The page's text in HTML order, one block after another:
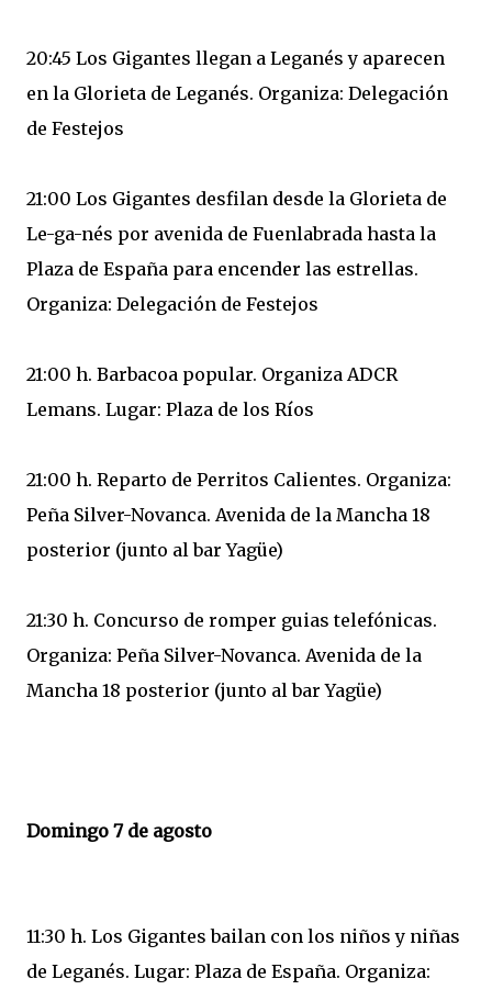
20:45 Los Gigantes llegan a Leganés y aparecen
en la Glorieta de Leganés. Organiza: Delegación
de Festejos
21:00 Los Gigantes desfilan desde la Glorieta de
Le-ga-nés por avenida de Fuenlabrada hasta la
Plaza de España para encender las estrellas.
Organiza: Delegación de Festejos
21:00 h. Barbacoa popular. Organiza ADCR
Lemans. Lugar: Plaza de los Ríos
21:00 h. Reparto de Perritos Calientes. Organiza:
Peña Silver-Novanca. Avenida de la Mancha 18
posterior (junto al bar Yagüe)
21:30 h. Concurso de romper guias telefónicas.
Organiza: Peña Silver-Novanca. Avenida de la
Mancha 18 posterior (junto al bar Yagüe)
Domingo 7 de agosto
11:30 h. Los Gigantes bailan con los niños y niñas
de Leganés. Lugar: Plaza de España. Organiza: